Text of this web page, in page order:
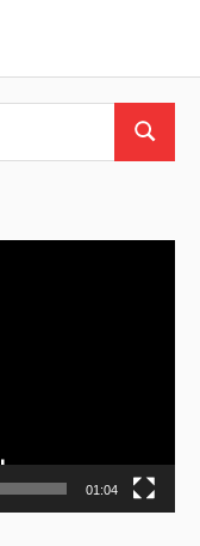
検
01:04